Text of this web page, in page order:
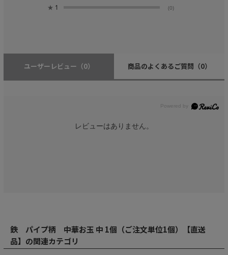
★ 1 (0)
ユーザーレビュー （0） 商品のよくあるご質問 （0）
レビューはありません。
鉄 パイプ柄 中華お玉 中 1個（ご注文単位1個）【直送
品】の関連カテゴリ